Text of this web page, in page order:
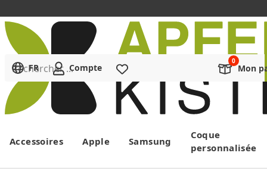
Menu
Rechercher ...
FR Compte Mon
Accessoires Apple Samsung
Coque
personnalisée